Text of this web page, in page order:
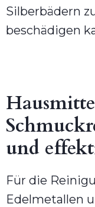
Silberbädern
beschädigen
und
Für die
Edelmetallen